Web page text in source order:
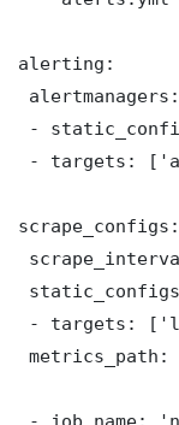
alerting:
alertmanagers:
-
- targets:
scrape_configs:
- targets:
- job_name: